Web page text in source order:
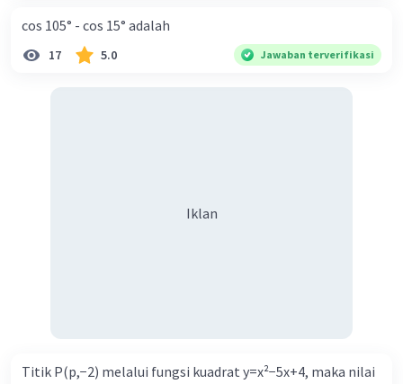
cos 105° - cos 15° adalah
17 5.0 Jawaban terverifikasi
Iklan
Titik P(p,−2) melalui fungsi kuadrat y=x²−5x+4, maka nilai